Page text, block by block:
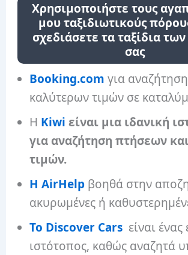
Χρησιμοποιήστε τους
μου ταξιδιωτικούς
σχεδιάσετε τα ταξίδια
σας
Booking.com για
καλύτερων τιμών σε
Η Kiwi είναι μια ιδανική
για αναζήτηση πτήσεων
τιμών.
Η AirHelp βοηθά στην
ακυρωμένες ή
Το Discover Cars είναι ένας
ιστότοπος, καθώς αναζητά